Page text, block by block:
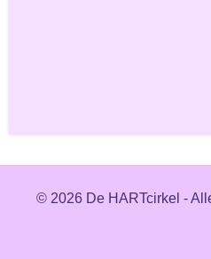
© 2026 De HARTcirkel -